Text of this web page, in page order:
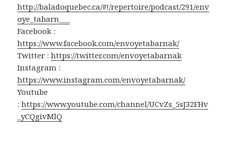
http://baladoquebec.ca/#!/repertoire/podcast/291/env
oye_tabarn___
Facebook :
https://www.facebook.com/envoyetabarnak/
Twitter :https://twitter.com/envoyetabarnak
Instagram :
https://www.instagram.com/envoyetabarnak/
Youtube
:https://www.youtube.com/channel/UCvZs_5sJ32FHv
_yCQgivMlQ